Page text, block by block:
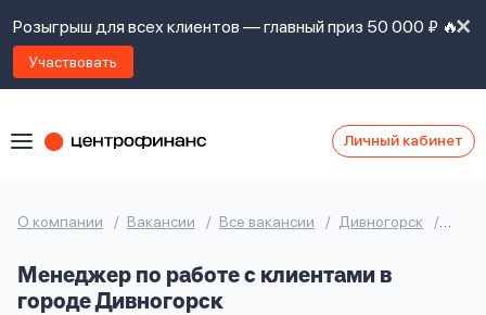
Розыгрыш для всех клиентов — главный приз 50 000 ₽ 🔥
Участвовать
Личный кабинет
О компании Вакансии Все вакансии Дивногорск
Менеджер по работе с клиентами в
городе Дивногорск
контакты
Я
правилами
предоставления